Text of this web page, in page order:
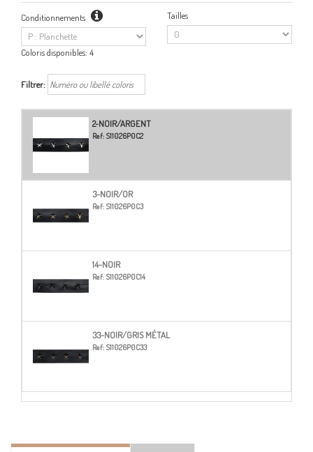
Conditionnements Tailles
Coloris disponibles: 4
Filtrer:
2-NOIR/ARGENT
Ref: S11026P0C2
3-NOIR/OR
Ref: S11026P0C3
14-NOIR
Ref: S11026P0C14
33-NOIR/GRIS MÉTAL
Ref: S11026P0C33